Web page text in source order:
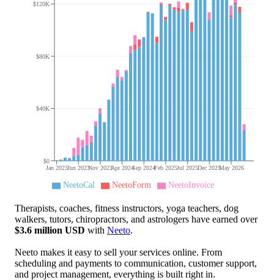
Jan 2023Jun 2023Nov 2023Apr 2024Sep 2024Feb 2025Jul 2025Dec 2025May 2026
$0
$40K
$80K
$120K
NeetoCal NeetoForm NeetoInvoice
Therapists, coaches, fitness instructors, yoga teachers, dog
walkers, tutors, chiropractors, and astrologers have earned over
$3.6 million USD with Neeto.
Neeto makes it easy to sell your services online. From
scheduling and payments to communication, customer support,
and project management, everything is built right in.